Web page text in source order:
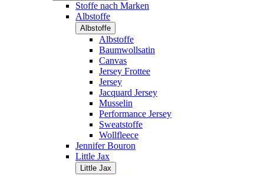
Stoffe nach Marken
Albstoffe
Albstoffe
Albstoffe
Baumwollsatin
Canvas
Jersey Frottee
Jersey
Jacquard Jersey
Musselin
Performance Jersey
Sweatstoffe
Wollfleece
Jennifer Bouron
Little Jax
Little Jax